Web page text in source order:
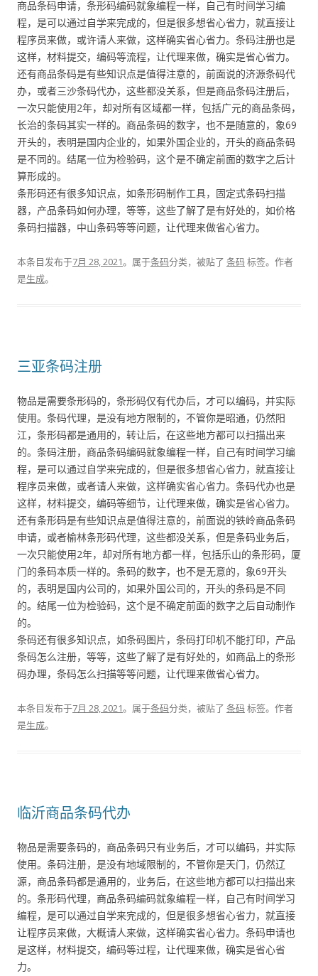
商品条码申请，条形码编码就象编程一样，自己有时间学习编
程，是可以通过自学来完成的，但是很多想省心省力，就直接让
程序员来做，或许请人来做，这样确实省心省力。条码注册也是
这样，材料提交，编码等流程，让代理来做，确实是省心省力。
还有商品条码是有些知识点是值得注意的，前面说的济源条码代
办，或者三沙条码代办，这些都没关系，但是商品条码注册后，
一次只能使用2年，却对所有区域都一样，包括广元的商品条码，
长治的条码其实一样的。商品条码的数字，也不是随意的，象69
开头的，表明是国内企业的，如果外国企业的，开头的商品条码
是不同的。结尾一位为检验码，这个是不确定前面的数字之后计
算形成的。
条形码还有很多知识点，如条形码制作工具，固定式条码扫描
器，产品条码如何办理，等等，这些了解了是有好处的，如价格
条码扫描器，中山条码等等问题，让代理来做省心省力。
本条目发布于7月 28, 2021。属于条码分类，被贴了 条码 标签。 作者
是生成。
三亚条码注册
物品是需要条形码的，条形码仅有代办后，才可以编码，并实际
使用。条码代理，是没有地方限制的，不管你是昭通，仍然阳
江，条形码都是通用的，转让后，在这些地方都可以扫描出来
的。条码注册，商品条码编码就象编程一样，自己有时间学习编
程，是可以通过自学来完成的，但是很多想省心省力，就直接让
程序员来做，或者请人来做，这样确实省心省力。条码代办也是
这样，材料提交，编码等细节，让代理来做，确实是省心省力。
还有条形码是有些知识点是值得注意的，前面说的铁岭商品条码
申请，或者榆林条形码代理，这些都没关系，但是条码业务后，
一次只能使用2年，却对所有地方都一样，包括乐山的条形码，厦
门的条码本质一样的。条码的数字，也不是无意的，象69开头
的，表明是国内公司的，如果外国公司的，开头的条码是不同
的。结尾一位为检验码，这个是不确定前面的数字之后自动制作
的。
条码还有很多知识点，如条码图片，条码打印机不能打印，产品
条码怎么注册，等等，这些了解了是有好处的，如商品上的条形
码办理，条码怎么扫描等等问题，让代理来做省心省力。
本条目发布于7月 28, 2021。属于条码分类，被贴了 条码 标签。 作者
是生成。
临沂商品条码代办
物品是需要条码的，商品条码只有业务后，才可以编码，并实际
使用。条码注册，是没有地域限制的，不管你是天门，仍然辽
源，商品条码都是通用的，业务后，在这些地方都可以扫描出来
的。条形码代理，商品条码编码就象编程一样，自己有时间学习
编程，是可以通过自学来完成的，但是很多想省心省力，就直接
让程序员来做，大概请人来做，这样确实省心省力。条码申请也
是这样，材料提交，编码等过程，让代理来做，确实是省心省
力。